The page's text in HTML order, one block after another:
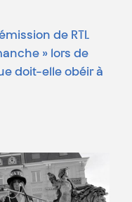
de RTL
» lors de
doit-elle obéir à